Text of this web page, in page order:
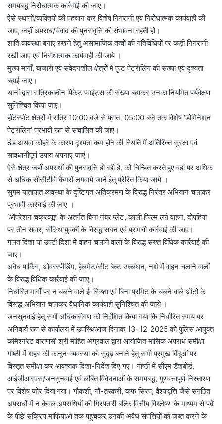
समयबद्ध निरोधात्मक कार्रवाई की जाए।
ऐसे स्थानों/व्यक्तियों की पहचान कर विशेष निगरानी एवं निरोधात्मक कार्यवाही की
जाए, जहाँ अपराध/विवाद की पुनरावृत्ति की संभावना रहती हो।
शांति व्यवस्था बनाए रखने हेतु असामाजिक तत्वों की गतिविधियों पर कड़ी निगरानी
रखी जाए एवं निरोधात्मक कार्यवाही की जाये ।
मुख्य मार्गों, बाजारों एवं संवेदनशील क्षेत्रों में फुट पेट्रोलिंग की संख्या एवं दृश्यता
बढ़ाई जाए।
थानों द्वारा रात्रिकालीन पिकेट प्वाइंट्स की संख्या बढ़ाकर उनका नियमित पर्यवेक्षण
सुनिश्चित किया जाए।
हॉटस्पॉट क्षेत्रों में रात्रि 10:00 बजे से प्रातः 05:00 बजे तक विशेष ‘डोमिनेशन
पेट्रोलिंग’ प्रभावी रूप से संचालित की जाए।
ठंड अथवा कोहरे के कारण दृश्यता कम होने की स्थिति में अतिरिक्त सुरक्षा एवं
सावधानीपूर्ण उपाय अपनाए जाएं।
ऐसे क्षेत्र जहाँ अपराधों की पुनरावृत्ति हो रही है, को चिन्हित करते हुए वहाँ पर अधिक
से अधिक सीसीटीवी कैमरों लगवाये जाने हेतु प्रेरित किया जाये ।
सुगम यातायात व्यवस्था के दृष्टिगत अतिक्रमण के विरुद्ध निरंतर अभियान चलाकर
प्रभावी कार्रवाई की जाए ।
‘ऑपरेशन चक्रव्यूह’ के अंतर्गत बिना नंबर प्लेट, काली फिल्म लगे वाहन, दोपहिया
पर तीन सवार, संदिग्ध युवकों के विरुद्ध सघन एवं प्रभावी कार्रवाई की जाए।
गलत दिशा या उल्टी दिशा में वाहन चलाने वालों के विरुद्ध सख्त विधिक कार्रवाई की
जाए।
अवैध पार्किंग, ओवरस्पीडिंग, हेलमेट/सीट बेल्ट उल्लंघन, नशे में वाहन चलाने वालों
के विरुद्ध विधिक कार्रवाई की जाए।
निर्धारित मार्गों पर न चलने वाले ई-रिक्शा एवं बिना परमिट के चलने वाले ऑटो के
विरूद्ध अभियान चलाकर वैधानिक कार्यवाही सुनिश्चित की जाये ।
जनसुनवाई हेतु सभी अधिकारीगण को निर्देशित किया गया कि निर्धारित समय पर
अनिवार्य रूप से कार्यालय में उपस्थिआज दिनांक 13-12-2025 को पुलिस आयुक्त
कमिश्नरेट वाराणसी श्री मोहित अग्रवाल द्वारा आयोजित मासिक अपराध समीक्षा
गोष्ठी में शहर की कानून-व्यवस्था को सुदृढ़ बनाने हेतु सभी प्रमुख बिंदुओं पर
विस्तृत समीक्षा कर आवश्यक दिशा-निर्देश दिए गए। गोष्ठी में सीएम डैशबोर्ड,
आईजीआरएस/जनसुनवाई एवं लंबित विवेचनाओं के समयबद्ध, गुणवत्तापूर्ण निस्तारण
पर विशेष जोर दिया गया। गौकशी, गौ-तस्करी, कफ सिरप, वैश्यावृत्ति जैसे संगठित
अपराधों में न केवल अपराधियों की गिरफ्तारी बल्कि वित्तीय विश्लेषण के माध्यम से पर्दे
के पीछे सक्रिय माफियाओं तक पहुंचकर उनकी अवैध संपत्तियों को जब्त करने के